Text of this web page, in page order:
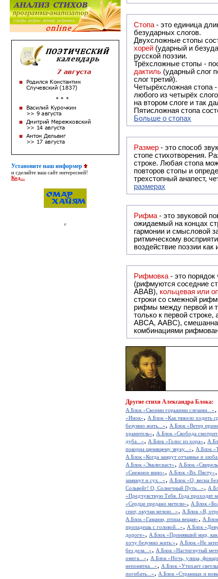
Установите наш информер
и сделайте ваш сайт интересней!
Код...
Стопа - это единица
безударных слогов.
Двухсложные стопы
хорей (ударный и
русской поэзии.
Трёхсложные стопы -
дактиль (ударный слог
слог третий).
Четырёхсложная стопа
любого из четырёх
на втором слоге и так
Пятисложная стопа
Больше о стопах
Размер - это способ
стопе стихотворения.
строке. Любая стопа
повторов стопы и
трехстопный анапест,
размерах
Рифма - это звуковой повтор, традиционно используемый в поэзии и, как
ожидаемый на концах
гармонии и смысловой
ритмическому
воздействие поэзии
Рифмовка - это
(рифмуются соседние
ABAB), кольцевая или
строки со смежной
рифмы между первой и
только к первой
ABCA, AABC), смешанная или вольная рифмовка (рифмовка в сложных строфах с различными
комбинациями
Другие стихи Александра Блока:
А.Блок «Своими горькими слезами...»,
«Инок», А.Блок «Как тяжело ходить
безумно жить...», А.Блок «Ветер
хранитель», А.Блок «Свобода смотрит
дуба...», А.Блок «Голос из хора»,
покорна щемящему звуку...», А.Блок
А.Блок «Когда замрут отчаянье и
А.Блок «Экклесиаст», А.Блок
«Снежное вино», А.Блок «Вл. Пясту»
замкнут и сух...», А.Блок «О, весна
Сольвейг! О, Солнечный Путь...»,
«Предчувствую Тебя. Года проходят
«Сердце предано метели», А.Блок
спит, окутан мглою...», А.Блок «Я,
А.Блок «Гамаюн, птица вещая»,
пропадешь с головой...», А.Блок
дороге», А.Блок «Принявший мир, как
хочу безумно жить:», А.Блок «Не
без дела...», А.Блок «Настигнутый
омега...», А.Блок «Ночь, улица,
непонятна...», А.Блок «Утихает
погибать...», А.Блок «Странных и